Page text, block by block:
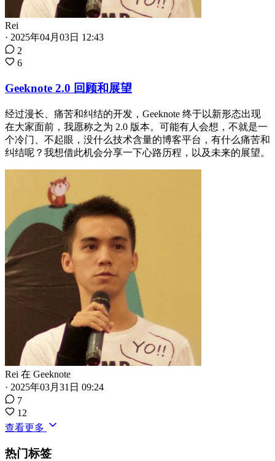
Rei
· 2025年04月03日 12:43
2
6
Geeknote 2.0 回顾和展望
经过漫长、痛苦和纠结的开发，Geeknote 终于以新形态出现
在大家面前，我愿称之为 2.0 版本。可能有人会想，不就是一
个冷门、不起眼，没什么技术含量的博客平台，有什么痛苦和
纠结呢？我想借此机会分享一下心路历程，以及未来的展望。
Rei 在 Geeknote
· 2025年03月31日 09:24
7
12
查看更多
热门标签